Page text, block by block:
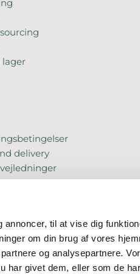
til at vise dig
om din brug af vores
og analysepartnere.
har givet dem, eller som de
lager
delivery